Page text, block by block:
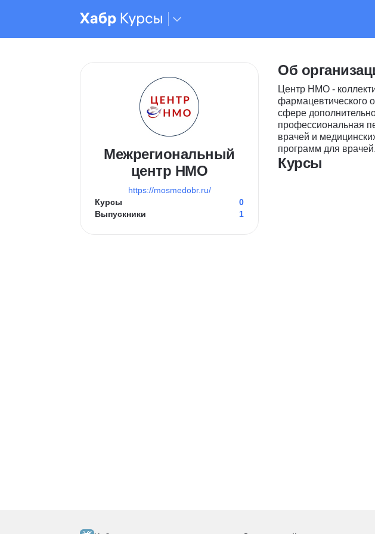
Межрегиональный
центр НМО
https://mosmedobr.ru/
Курсы
0
Выпускники
1
Об
Центр НМО -
фармацевтического
сфере
профессиональная
врачей и
программ для
Курсы